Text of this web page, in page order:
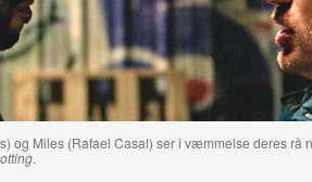
og Miles (Rafael Casal) ser i væmmelse deres rå
.